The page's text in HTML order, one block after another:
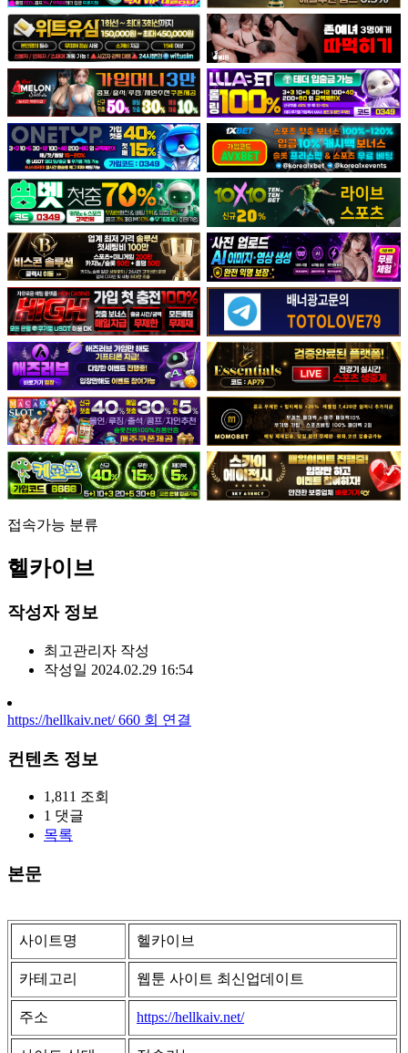
접속가능 분류
헬카이브
작성자 정보
최고관리자 작성
작성일 2024.02.29 16:54
https://hellkaiv.net/660 회 연결
컨텐츠 정보
1,811 조회
1 댓글
목록
본문
사이트명 헬카이브
카테고리 웹툰 사이트 최신업데이트
주소 https://hellkaiv.net/